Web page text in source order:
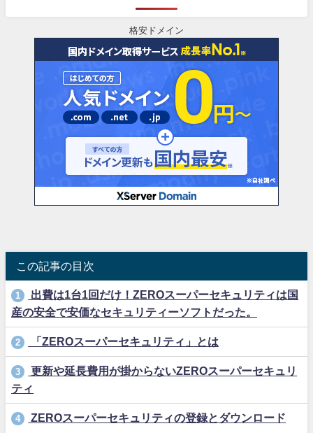
格安ドメイン
この記事の目次
1
出費は1台1回だけ！ZEROスーパーセキュリティは国
産の安全で安価なセキュリティーソフトだった。
2 「ZEROスーパーセキュリティ」とは
3
更新や延長費用が掛からないZEROスーパーセキュリ
ティ
4 ZEROスーパーセキュリティの登録とダウンロード